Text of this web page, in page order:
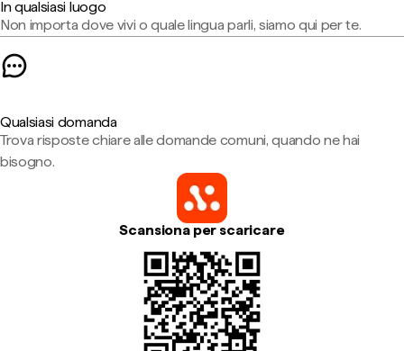
In qualsiasi luogo
Non importa dove vivi o quale lingua parli, siamo qui per te.
Qualsiasi domanda
Trova risposte chiare alle domande comuni, quando ne hai
bisogno.
Scansiona per scaricare